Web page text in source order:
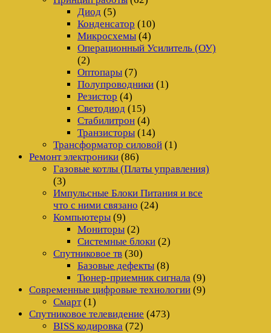
Диод (5)
Конденсатор (10)
Микросхемы (4)
Операционный Усилитель (ОУ)
(2)
Оптопары (7)
Полупроводники (1)
Резистор (4)
Светодиод (15)
Стабилитрон (4)
Транзисторы (14)
Трансформатор силовой (1)
Ремонт электроники (86)
Газовые котлы (Платы управления)
(3)
Импульсные Блоки Питания и все
что с ними связано (24)
Компьютеры (9)
Мониторы (2)
Системные блоки (2)
Спутниковое тв (30)
Базовые дефекты (8)
Тюнер-приемник сигнала (9)
Современные цифровые технологии (9)
Смарт(1)
Спутниковое телевидение (473)
BISS кодировка (72)